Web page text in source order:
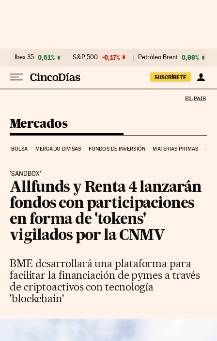
Ibex 35 0,61% S&P 500 -0,17% Petróleo Brent 0,99%
SUSCRÍBETE
Mercados
BOLSA MERCADO DIVISAS FONDOS DE INVERSIÓN MATERIAS PRIMAS
'SANDBOX'
Allfunds y Renta 4 lanzarán
fondos con participaciones
en forma de 'tokens'
vigilados por la CNMV
BME desarrollará una plataforma para
facilitar la financiación de pymes a través
de criptoactivos con tecnología
'blockchain'